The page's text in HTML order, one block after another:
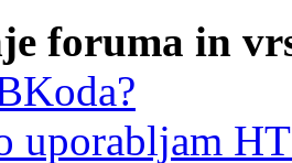
foruma in
uporabljam